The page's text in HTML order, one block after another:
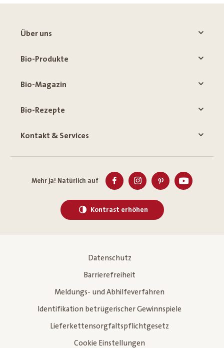
Über uns
Bio-Produkte
Bio-Magazin
Bio-Rezepte
Kontakt & Services
Mehr ja! Natürlich auf
Kontrast erhöhen
Datenschutz
Barrierefreiheit
Meldungs- und Abhilfeverfahren
Identifikation betrügerischer Gewinnspiele
Lieferkettensorgfaltspflichtgesetz
Cookie Einstellungen